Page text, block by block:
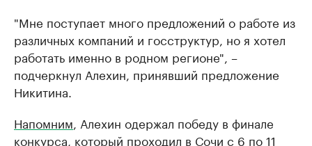
"Мне поступает много предложений о работе из
различных компаний и госструктур, но я хотел
работать именно в родном регионе", –
подчеркнул Алехин, принявший предложение
Никитина.
Напомним, Алехин одержал победу в финале
конкурса, который проходил в Сочи с 6 по 11